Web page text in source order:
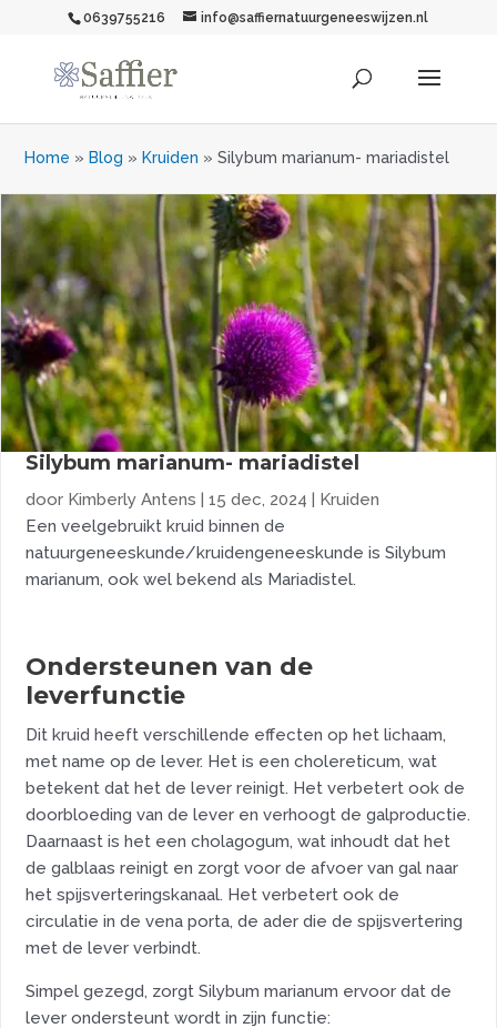
0639755216 info@saffiernatuurgeneeswijzen.nl
Home » Blog » Kruiden »Silybum marianum- mariadistel
Silybum marianum- mariadistel
door Kimberly Antens |15 dec, 2024 | Kruiden
Een veelgebruikt kruid binnen de
natuurgeneeskunde/kruidengeneeskunde is Silybum
marianum, ook wel bekend als Mariadistel.
Ondersteunen van de
leverfunctie
Dit kruid heeft verschillende effecten op het lichaam,
met name op de lever. Het is een cholereticum, wat
betekent dat het de lever reinigt. Het verbetert ook de
doorbloeding van de lever en verhoogt de galproductie.
Daarnaast is het een cholagogum, wat inhoudt dat het
de galblaas reinigt en zorgt voor de afvoer van gal naar
het spijsverteringskanaal. Het verbetert ook de
circulatie in de vena porta, de ader die de spijsvertering
met de lever verbindt.
Simpel gezegd, zorgt Silybum marianum ervoor dat de
lever ondersteunt wordt in zijn functie: